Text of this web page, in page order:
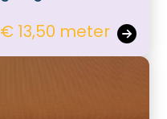
€ 13,50 meter